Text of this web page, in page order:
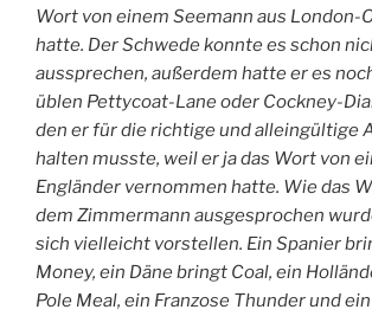
Wort von einem Seemann aus London-
hatte. Der Schwede konnte es schon
aussprechen, außerdem hatte er es
üblen Pettycoat-Lane oder Cockney-
den er für die richtige und alleingültige
halten musste, weil er ja das Wort von
Engländer vernommen hatte. Wie das
dem Zimmermann ausgesprochen
sich vielleicht vorstellen. Ein Spanier
Money, ein Däne bringt Coal, ein
Pole Meal, ein Franzose Thunder und